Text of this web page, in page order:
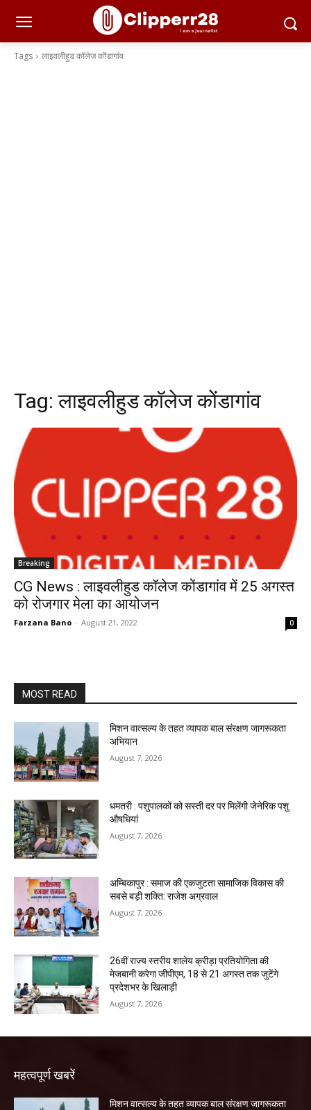
Tags लाइवलीहुड कॉलेज कोंडागांव
Tag:लाइवलीहुड कॉलेज कोंडागांव
Breaking
CG News : लाइवलीहुड कॉलेज कोंडागांव में 25 अगस्त
को रोजगार मेला का आयोजन
Farzana Bano - August 21, 2022 0
MOST READ
मिशन वात्सल्य के तहत व्यापक बाल संरक्षण जागरूकता
अभियान
August 7, 2026
धमतरी : पशुपालकों को सस्ती दर पर मिलेंगी जेनेरिक पशु
औषधियां
August 7, 2026
अम्बिकापुर : समाज की एकजुटता सामाजिक विकास की
सबसे बड़ी शक्ति: राजेश अग्रवाल
August 7, 2026
26वीं राज्य स्तरीय शालेय क्रीड़ा प्रतियोगिता की
मेजबानी करेगा जीपीएम, 18 से 21 अगस्त तक जुटेंगे
प्रदेशभर के खिलाड़ी
August 7, 2026
महत्वपूर्ण खबरें
मिशन वात्सल्य के तहत व्यापक बाल संरक्षण जागरूकता